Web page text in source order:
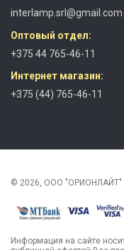
interlamp.srl@gmail.com
Оптовый отдел:
+375 44 765-46-11
Интернет магазин:
+375 (44) 765-46-11
© 2026, ООО "ОРИОНЛАЙТ"
Информация на сайте